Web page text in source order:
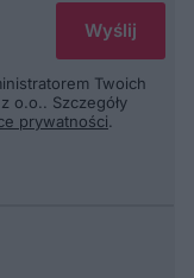
Twoich
o.o.. Szczegóły
prywatności.